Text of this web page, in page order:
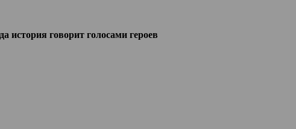
история говорит голосами героев